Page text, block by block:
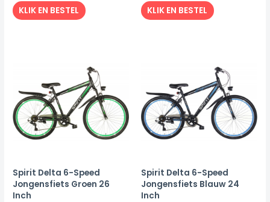
KLIK EN BESTEL KLIK EN BESTEL
Spirit Delta 6-Speed
Jongensfiets Groen 26
Inch
Spirit Delta 6-Speed
Jongensfiets Blauw 24
Inch